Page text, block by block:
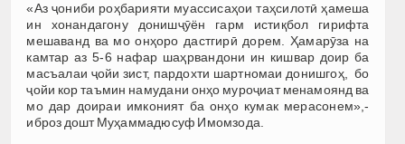
«Аз ҷониби роҳбарияти муассисаҳои таҳсилотӣ ҳамеша
ин хонандагону донишҷӯён гарм истиқбол гирифта
мешаванд ва мо онҳоро дастгирӣ дорем. Ҳамарӯза на
камтар аз 5-6 нафар шаҳрвандони ин кишвар доир ба
масъалаи ҷойи зист, пардохти шартномаи донишгоҳ, бо
ҷойи кор таъмин намудани онҳо муроҷиат менамоянд ва
мо дар доираи имконият ба онҳо кумак мерасонем»,-
иброз дошт Муҳаммадюсуф Имомзода.